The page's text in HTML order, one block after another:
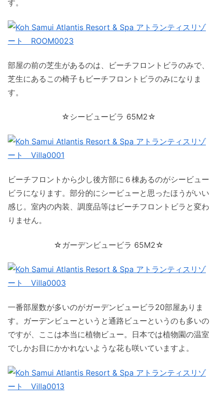
す。
部屋の前の芝生があるのは、ビーチフロントビラのみで、
芝生にあるこの椅子もビーチフロントビラのみになりま
す。
☆シービュービラ 65M2☆
ビーチフロントから少し後方部に６棟あるのがシービュー
ビラになります。部分的にシービューと思ったほうがいい
感じ。室内の内装、調度品等はビーチフロントビラと変わ
りません。
☆ガーデンビュービラ 65M2☆
一番部屋数が多いのがガーデンビュービラ20部屋ありま
す。ガーデンビューというと通路ビューというのも多いの
ですが、ここは本当に植物ビュー。日本では植物園の温室
でしかお目にかかれないような花も咲いていますよ。